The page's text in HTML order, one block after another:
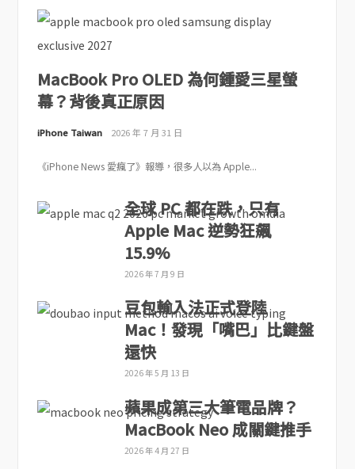
MacBook Pro OLED 為何鍾愛三星螢
幕？背後真正原因
iPhone Taiwan 2026 年 7 月 31 日
《iPhone News 愛瘋了》報導，很多人以為 Apple...
全球 PC 都在跌，只有
Apple Mac 逆勢狂飆
15.9%
2026 年 7 月 9 日
豆包輸入法正式登陸
Mac！發現「嘴巴」比鍵盤
還快
2026 年 5 月 13 日
蘋果成第三大筆電品牌？
MacBook Neo 成關鍵推手
2026 年 4 月 27 日